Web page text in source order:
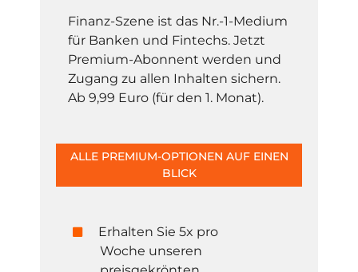
Finanz-Szene ist das Nr.-1-Medium
für Banken und Fintechs. Jetzt
Premium-Abonnent werden und
Zugang zu allen Inhalten sichern.
Ab 9,99 Euro (für den 1. Monat).
ALLE PREMIUM-OPTIONEN AUF EINEN
BLICK
Erhalten Sie 5x pro
Woche unseren